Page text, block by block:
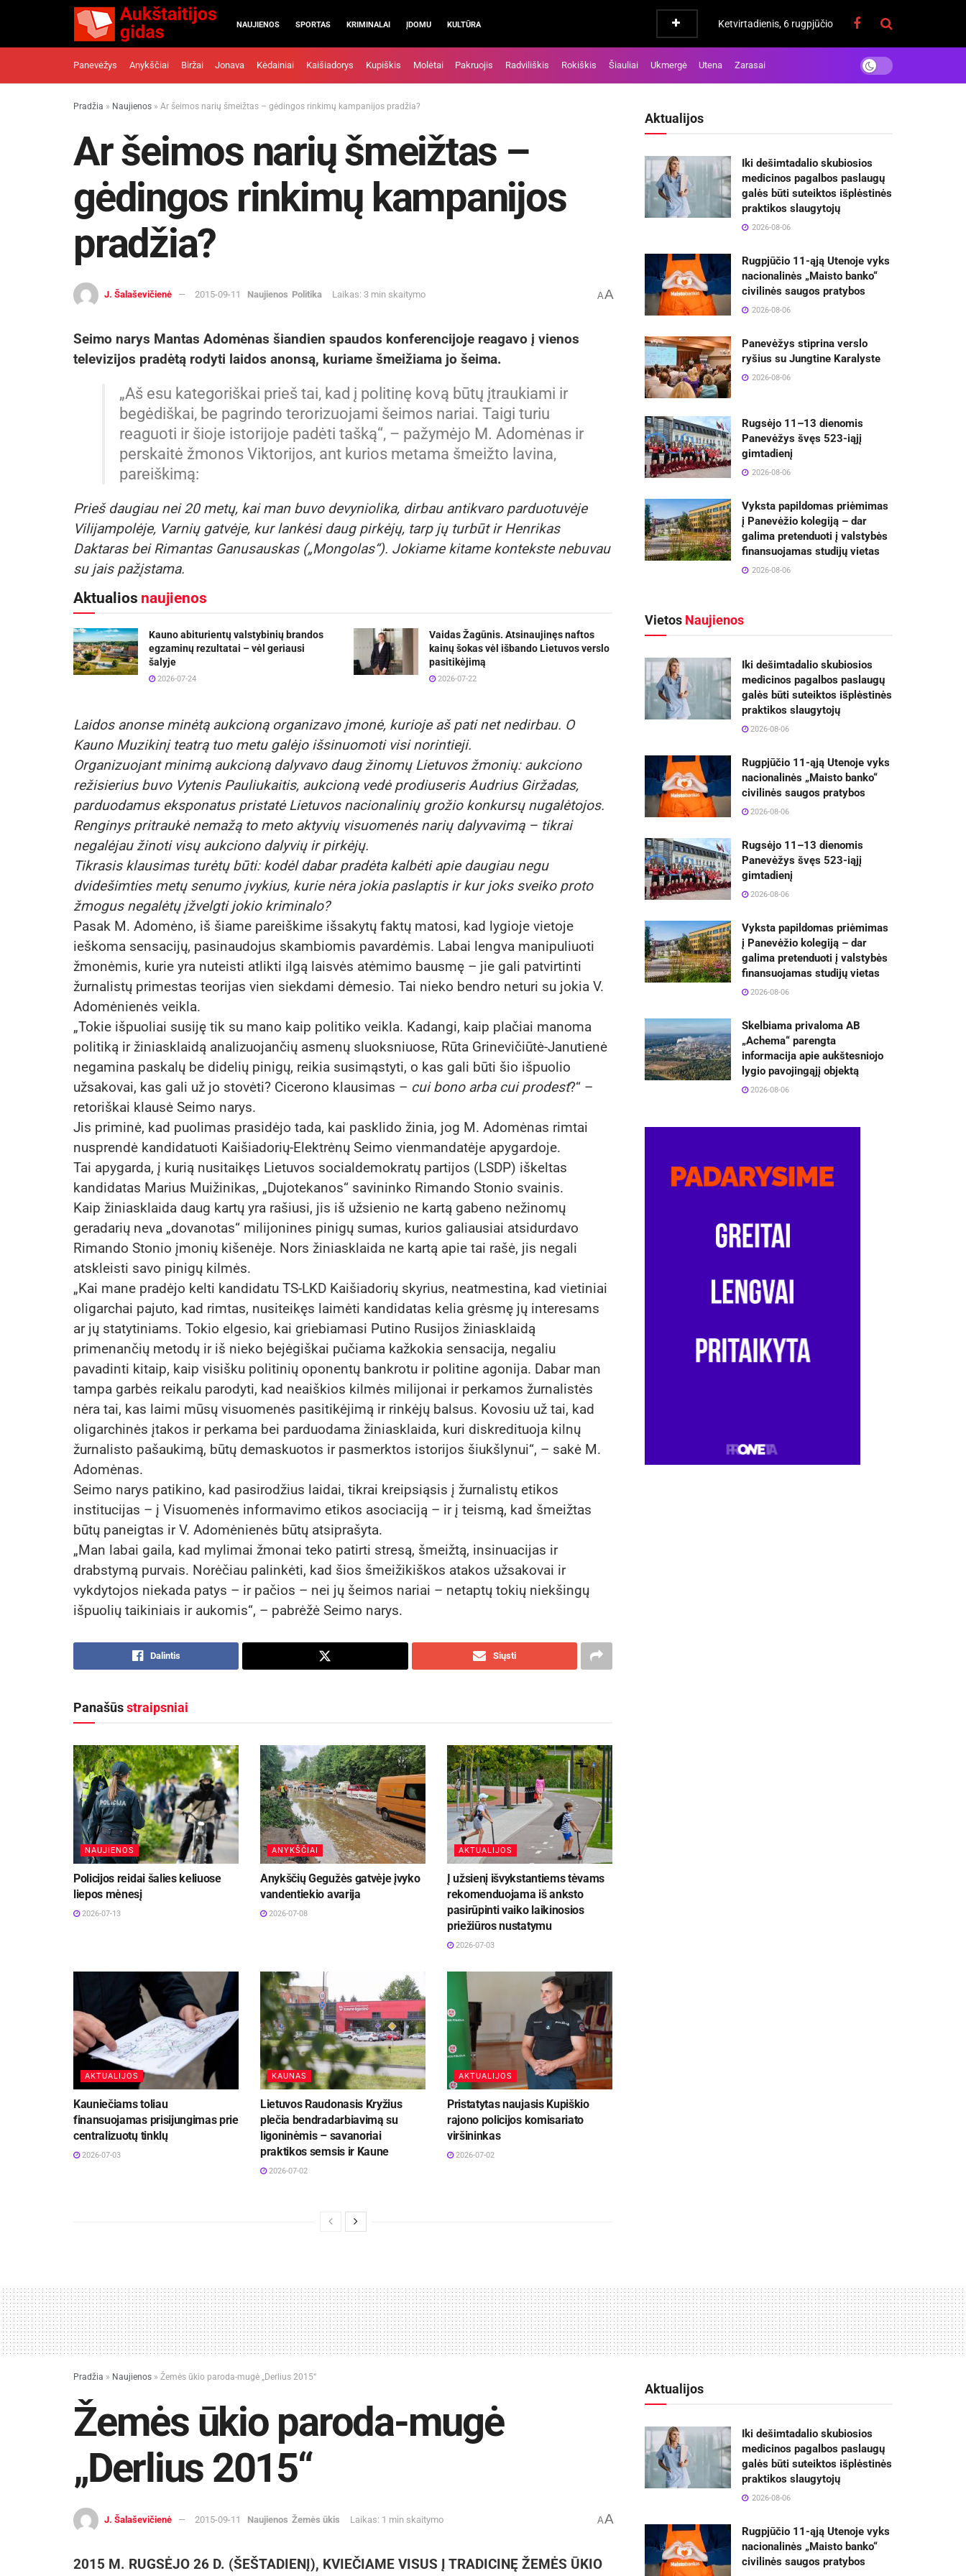
NAUJIENOS SPORTAS KRIMINALAI ĮDOMU KULTŪRA Ketvirtadienis, 6 rugpjūčio
Panevėžys Anykščiai Biržai Jonava Kėdainiai Kaišiadorys Kupiškis Molėtai Pakruojis Radviliškis Rokiškis Šiauliai Ukmergė Utena Zarasai
Pradžia » Naujienos » Ar šeimos narių šmeižtas – gėdingos rinkimų kampanijos pradžia?
Ar šeimos narių šmeižtas –
gėdingos rinkimų kampanijos
pradžia?
J. Šalaševičienė 2015-09-11 Naujienos Politika Laikas: 3 min skaitymo AA
Seimo narys Mantas Adomėnas šiandien spaudos konferencijoje reagavo į vienos
televizijos pradėtą rodyti laidos anonsą, kuriame šmeižiama jo šeima.
„Aš esu kategoriškai prieš tai, kad į politinę kovą būtų įtraukiami ir
begėdiškai, be pagrindo terorizuojami šeimos nariai. Taigi turiu
reaguoti ir šioje istorijoje padėti tašką“, – pažymėjo M. Adomėnas ir
perskaitė žmonos Viktorijos, ant kurios metama šmeižto lavina,
pareiškimą:
Prieš daugiau nei 20 metų, kai man buvo devyniolika, dirbau antikvaro parduotuvėje
Vilijampolėje, Varnių gatvėje, kur lankėsi daug pirkėjų, tarp jų turbūt ir Henrikas
Daktaras bei Rimantas Ganusauskas („Mongolas“). Jokiame kitame kontekste nebuvau
su jais pažįstama.
Aktualios naujienos
Kauno abiturientų valstybinių brandos
egzaminų rezultatai – vėl geriausi
šalyje
2026-07-24
Vaidas Žagūnis. Atsinaujinęs naftos
kainų šokas vėl išbando Lietuvos verslo
pasitikėjimą
2026-07-22
Laidos anonse minėtą aukcioną organizavo įmonė, kurioje aš pati net nedirbau. O
Kauno Muzikinį teatrą tuo metu galėjo išsinuomoti visi norintieji.
Organizuojant minimą aukcioną dalyvavo daug žinomų Lietuvos žmonių: aukciono
režisierius buvo Vytenis Pauliukaitis, aukcioną vedė prodiuseris Audrius Giržadas,
parduodamus eksponatus pristatė Lietuvos nacionalinių grožio konkursų nugalėtojos.
Renginys pritraukė nemažą to meto aktyvių visuomenės narių dalyvavimą – tikrai
negalėjau žinoti visų aukciono dalyvių ir pirkėjų.
Tikrasis klausimas turėtų būti: kodėl dabar pradėta kalbėti apie daugiau negu
dvidešimties metų senumo įvykius, kurie nėra jokia paslaptis ir kur joks sveiko proto
žmogus negalėtų įžvelgti jokio kriminalo?
Pasak M. Adomėno, iš šiame pareiškime išsakytų faktų matosi, kad lygioje vietoje
ieškoma sensacijų, pasinaudojus skambiomis pavardėmis. Labai lengva manipuliuoti
žmonėmis, kurie yra nuteisti atlikti ilgą laisvės atėmimo bausmę – jie gali patvirtinti
žurnalistų primestas teorijas vien siekdami dėmesio. Tai nieko bendro neturi su jokia V.
Adomėnienės veikla.
„Tokie išpuoliai susiję tik su mano kaip politiko veikla. Kadangi, kaip plačiai manoma
politiką ir žiniasklaidą analizuojančių asmenų sluoksniuose, Rūta Grinevičiūtė-Janutienė
negamina paskalų be didelių pinigų, reikia susimąstyti, o kas gali būti šio išpuolio
užsakovai, kas gali už jo stovėti? Cicerono klausimas – cui bono arba cui prodest?“ –
retoriškai klausė Seimo narys.
Jis priminė, kad puolimas prasidėjo tada, kai pasklido žinia, jog M. Adomėnas rimtai
nusprendė kandidatuoti Kaišiadorių-Elektrėnų Seimo vienmandatėje apygardoje.
Tai apygarda, į kurią nusitaikęs Lietuvos socialdemokratų partijos (LSDP) iškeltas
kandidatas Marius Muižinikas, „Dujotekanos“ savininko Rimando Stonio svainis.
Kaip žiniasklaida daug kartų yra rašiusi, jis iš užsienio ne kartą gabeno nežinomų
geradarių neva „dovanotas“ milijonines pinigų sumas, kurios galiausiai atsidurdavo
Rimando Stonio įmonių kišenėje. Nors žiniasklaida ne kartą apie tai rašė, jis negali
atskleisti savo pinigų kilmės.
„Kai mane pradėjo kelti kandidatu TS-LKD Kaišiadorių skyrius, neatmestina, kad vietiniai
oligarchai pajuto, kad rimtas, nusiteikęs laimėti kandidatas kelia grėsmę jų interesams
ar jų statytiniams. Tokio elgesio, kai griebiamasi Putino Rusijos žiniasklaidą
primenančių metodų ir iš nieko bejėgiškai pučiama kažkokia sensacija, negaliu
pavadinti kitaip, kaip visišku politinių oponentų bankrotu ir politine agonija. Dabar man
tampa garbės reikalu parodyti, kad neaiškios kilmės milijonai ir perkamos žurnalistės
nėra tai, kas laimi mūsų visuomenės pasitikėjimą ir rinkėjų balsus. Kovosiu už tai, kad
oligarchinės įtakos ir perkama bei parduodama žiniasklaida, kuri diskredituoja kilnų
žurnalisto pašaukimą, būtų demaskuotos ir pasmerktos istorijos šiukšlynui“, – sakė M.
Adomėnas.
Seimo narys patikino, kad pasirodžius laidai, tikrai kreipsiąsis į žurnalistų etikos
institucijas – į Visuomenės informavimo etikos asociaciją – ir į teismą, kad šmeižtas
būtų paneigtas ir V. Adomėnienės būtų atsiprašyta.
„Man labai gaila, kad mylimai žmonai teko patirti stresą, šmeižtą, insinuacijas ir
drabstymą purvais. Norėčiau palinkėti, kad šios šmeižikiškos atakos užsakovai ir
vykdytojos niekada patys – ir pačios – nei jų šeimos nariai – netaptų tokių niekšingų
išpuolių taikiniais ir aukomis“, – pabrėžė Seimo narys.
Dalintis Siųsti
Panašūsstraipsniai
NAUJIENOS
Policijos reidai šalies keliuose
liepos mėnesį
2026-07-13
ANYKŠČIAI
Anykščių Gegužės gatvėje įvyko
vandentiekio avarija
2026-07-08
AKTUALIJOS
Į užsienį išvykstantiems tėvams
rekomenduojama iš anksto
pasirūpinti vaiko laikinosios
priežiūros nustatymu
2026-07-03
AKTUALIJOS
Kauniečiams toliau
finansuojamas prisijungimas prie
centralizuotų tinklų
2026-07-03
KAUNAS
Lietuvos Raudonasis Kryžius
plečia bendradarbiavimą su
ligoninėmis – savanoriai
praktikos semsis ir Kaune
2026-07-02
AKTUALIJOS
Pristatytas naujasis Kupiškio
rajono policijos komisariato
viršininkas
2026-07-02
Aktualijos
Iki dešimtadalio skubiosios
medicinos pagalbos paslaugų
galės būti suteiktos išplėstinės
praktikos slaugytojų
2026-08-06
Rugpjūčio 11-ąją Utenoje vyks
nacionalinės „Maisto banko“
civilinės saugos pratybos
2026-08-06
Panevėžys stiprina verslo
ryšius su Jungtine Karalyste
2026-08-06
Rugsėjo 11–13 dienomis
Panevėžys švęs 523-iąjį
gimtadienį
2026-08-06
Vyksta papildomas priėmimas
į Panevėžio kolegiją – dar
galima pretenduoti į valstybės
finansuojamas studijų vietas
2026-08-06
Vietos Naujienos
Iki dešimtadalio skubiosios
medicinos pagalbos paslaugų
galės būti suteiktos išplėstinės
praktikos slaugytojų
2026-08-06
Rugpjūčio 11-ąją Utenoje vyks
nacionalinės „Maisto banko“
civilinės saugos pratybos
2026-08-06
Rugsėjo 11–13 dienomis
Panevėžys švęs 523-iąjį
gimtadienį
2026-08-06
Vyksta papildomas priėmimas
į Panevėžio kolegiją – dar
galima pretenduoti į valstybės
finansuojamas studijų vietas
2026-08-06
Skelbiama privaloma AB
„Achema“ parengta
informacija apie aukštesniojo
lygio pavojingąjį objektą
2026-08-06
Pradžia » Naujienos » Žemės ūkio paroda-mugė „Derlius 2015“
Žemės ūkio paroda-mugė
„Derlius 2015“
J. Šalaševičienė 2015-09-11 Naujienos Žemės ūkis Laikas: 1 min skaitymo AA
2015 M. RUGSĖJO 26 D. (ŠEŠTADIENĮ), KVIEČIAME VISUS Į TRADICINĘ ŽEMĖS ŪKIO
Aktualijos
Iki dešimtadalio skubiosios
medicinos pagalbos paslaugų
galės būti suteiktos išplėstinės
praktikos slaugytojų
2026-08-06
Rugpjūčio 11-ąją Utenoje vyks
nacionalinės „Maisto banko“
civilinės saugos pratybos